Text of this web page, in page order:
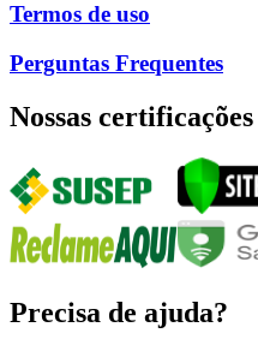
Termos de uso
Perguntas Frequentes
Nossas certificações
Precisa de ajuda?